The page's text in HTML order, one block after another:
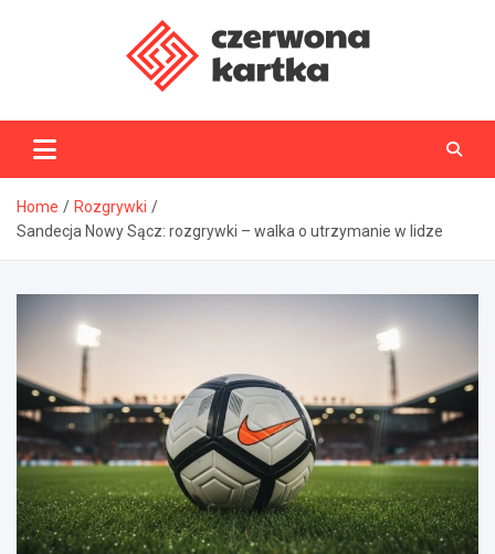
CzerwonaKartka.pl
Home
Rozgrywki
Sandecja Nowy Sącz: rozgrywki – walka o utrzymanie w lidze